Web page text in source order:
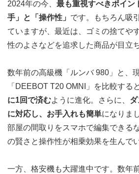
2024年の今、 最も重視すべきポイン
手」と「操作性」 です。もちろん吸
ていますが、最近は、ゴミの捨てや
性のよさなどを追求した商品が目立
数年前の高級機「ルンバ 980」と、
「DEEBOT T20 OMNI」を比較すると
に1回で済むように進化。さらに、
に対応し、お手入れも簡単になりま
部屋の間取りをスマホで編集できる
の賢さと操作性が相乗効果を生んで
一方、格安機も大躍進中です。数年